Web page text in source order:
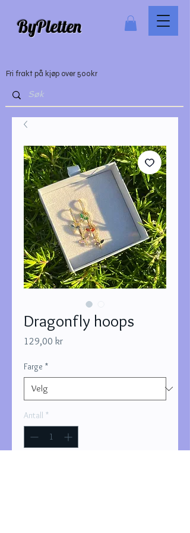
ByPletten
Fri frakt på kjøp over 500kr
Dragonfly hoops
129,00 krPris
Farge *
Antall *